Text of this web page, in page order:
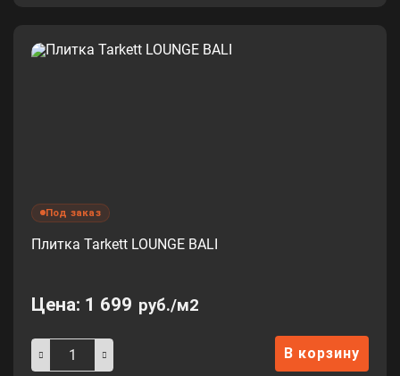
Под заказ
Плитка Tarkett LOUNGE BALI
Цена: 1 699 руб./м2
В корзину